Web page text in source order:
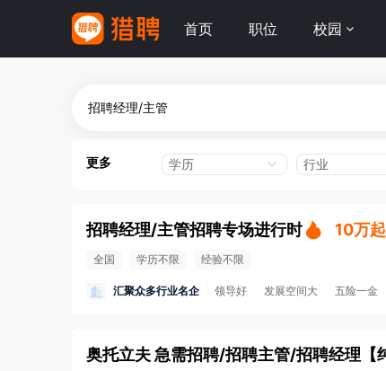
首页 职位 校园
更多 学历 行业
招聘经理/主管招聘专场进行时 10万起
全国 学历不限 经验不限
汇聚众多行业名企 领导好 发展空间大 五险一金